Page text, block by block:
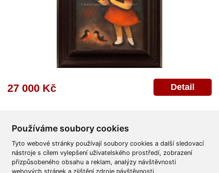
Používáme soubory cookies
Tyto webové stránky používají soubory cookies a další sledovací
nástroje s cílem vylepšení uživatelského prostředí, zobrazení
přizpůsobeného obsahu a reklam, analýzy návštěvnosti
webových stránek a zjištění zdroje návštěvnosti.
27 000 Kč Detail
Všeobecné obchodní podmínky Reklamační řád Ochrana osobních údajů